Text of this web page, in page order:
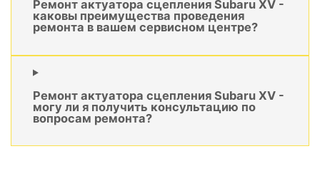
Ремонт актуатора сцепления Subaru XV -
каковы преимущества проведения
ремонта в вашем сервисном центре?
Ремонт актуатора сцепления Subaru XV -
могу ли я получить консультацию по
вопросам ремонта?